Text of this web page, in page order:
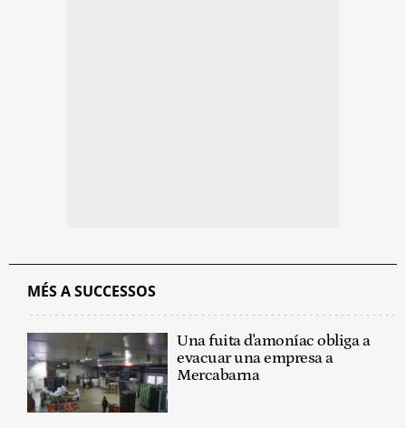
MÉS A SUCCESSOS
Una fuita d'amoníac obliga a
evacuar una empresa a
Mercabarna